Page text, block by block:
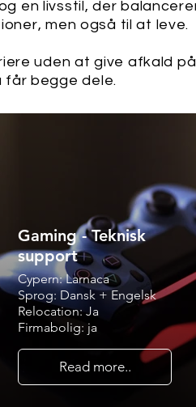
en livsstil, der
men også til at leve.
uden at give afkald
begge dele.
Gaming - Teknisk
support
Cypern: Larnaca
Sprog: Dansk + Engelsk
Relocation: Ja
Firmabolig: ja
Read more..